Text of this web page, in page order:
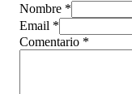
Nombre *
Email *
Comentario *